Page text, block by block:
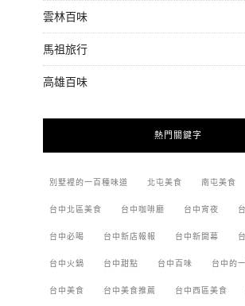
雲林百味
馬祖旅行
高雄百味
熱門關鍵字
別墅裡的一百種味道 北屯美食 南屯美食
台中北區美食 台中咖啡廳 台中宵夜
台中必喝 台中新店報報 台中新開幕
台中火鍋 台中甜點 台中百味 台中的
台中美食 台中美食推薦 台中西區美食